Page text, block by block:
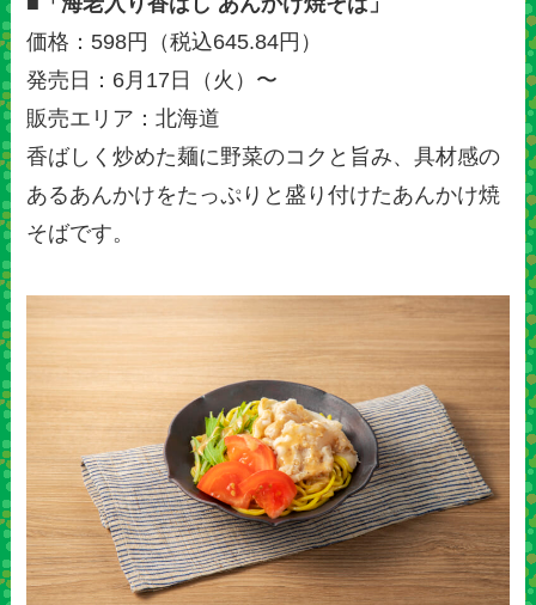
価格：598円（税込645.84円）
発売日：6月17日（火）〜
販売エリア：北海道
香ばしく炒めた麺に野菜のコクと旨み、具材感の
あるあんかけをたっぷりと盛り付けたあんかけ焼
そばです。